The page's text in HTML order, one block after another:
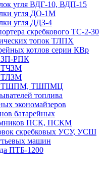
угля ВДГ-10, ВДП-15
угля ДО-1М
угля ДДЗ-4
скребкового ТС-2-30
топок ТЛПХ
котлов серии КВр
ЗП-РПК
ТЧЗМ
ТЛЗМ
ТШПМ, ТШПМЦ
топлива
экономайзеров
батарейных
ПСК, ПСКМ
скребковых УСУ, УСШ
машин
ПТБ-1200